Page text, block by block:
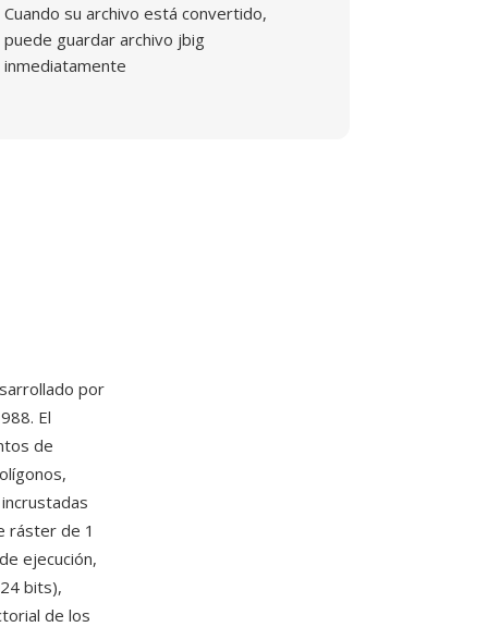
Cuando su archivo está convertido,
puede guardar archivo jbig
inmediatamente
por
El
de
ráster de 1
ejecución,
bits),
de los